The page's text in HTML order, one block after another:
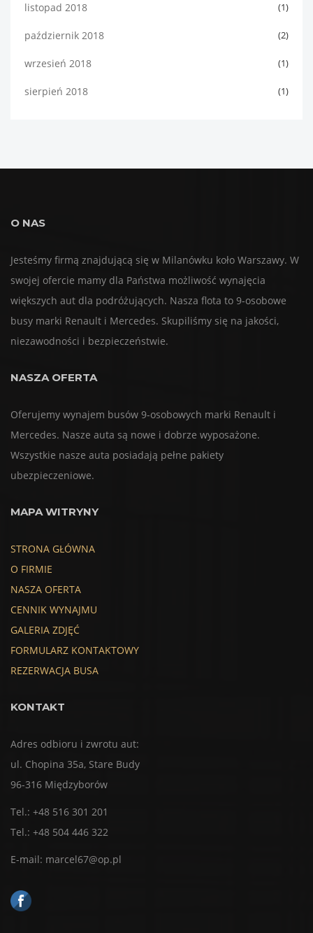
listopad 2018 (1)
październik 2018 (2)
wrzesień 2018 (1)
sierpień 2018 (1)
O NAS
Jesteśmy firmą znajdującą się w Milanówku koło Warszawy. W
swojej ofercie mamy dla Państwa możliwość wynajęcia
większych aut dla podróżujących. Nasza flota to 9-osobowe
busy marki Renault i Mercedes. Skupiliśmy się na jakości,
niezawodności i bezpieczeństwie.
NASZA OFERTA
Oferujemy wynajem busów 9-osobowych marki Renault i
Mercedes. Nasze auta są nowe i dobrze wyposażone.
Wszystkie nasze auta posiadają pełne pakiety
ubezpieczeniowe.
MAPA WITRYNY
STRONA GŁÓWNA
O FIRMIE
NASZA OFERTA
CENNIK WYNAJMU
GALERIA ZDJĘĆ
FORMULARZ KONTAKTOWY
REZERWACJA BUSA
KONTAKT
Adres odbioru i zwrotu aut:
ul. Chopina 35a, Stare Budy
96-316 Międzyborów
Tel.: +48 516 301 201
Tel.: +48 504 446 322
E-mail: marcel67@op.pl